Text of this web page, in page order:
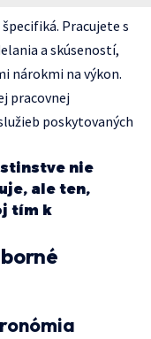
Pracujete s
a skúseností,
nárokmi na výkon.
pracovnej
poskytovaných
nie
ale ten,
tím k